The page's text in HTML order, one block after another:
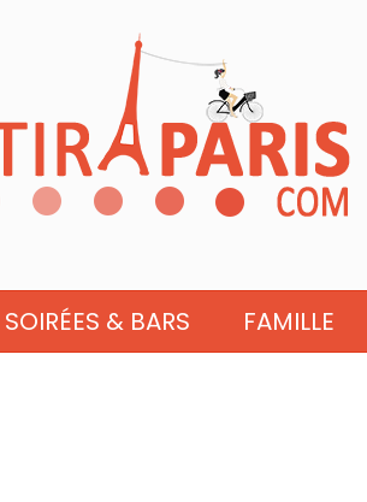
SOIRÉES & BARS FAMILLE